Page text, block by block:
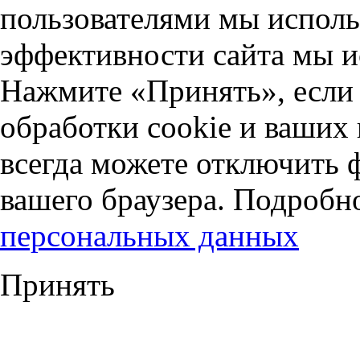
пользователями мы
эффективности сайта мы
Нажмите «Принять», если
обработки cookie и
всегда можете отключить
вашего браузера.
персональных данных
Принять